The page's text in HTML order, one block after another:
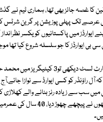
کا غصہ جائز بھی تھا، ہماری ٹیم نے
رہے، ٹی 20رینکنگ میں تو کافی عرصے تک پہلی پوزیشن
میں پاکستانیوں کو یکسر
ایوارڈز کا جو سلسلہ شروع کیا تھا
وہ سمجھے کہ اس میں کسی کی حق تلفی نہیں ہو گی،
راؤنڈر کو کسی ایوارڈ سے نوازا
حفیظ کا نام جگمگاتا نظر آئے گا، دنیا